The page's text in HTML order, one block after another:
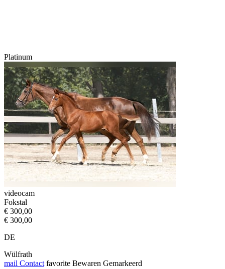
Platinum
videocam
Fokstal
€ 300,00
€ 300,00
DE
Wülfrath
mail Contact favorite Bewaren Gemarkeerd